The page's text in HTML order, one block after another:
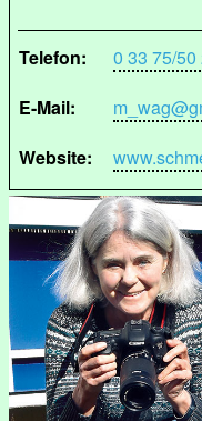
Telefon:
0 33 75/50
E-Mail:
Website: